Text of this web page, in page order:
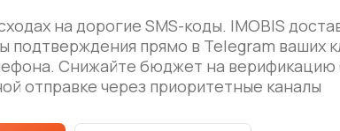
на дорогие SMS-коды. IMOBIS
подтверждения прямо в Telegram ваших
Снижайте бюджет на верификацию
отправке через приоритетные каналы